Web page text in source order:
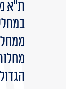
ת"א